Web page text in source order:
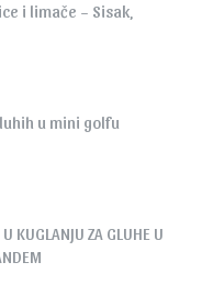
i limače – Sisak,
u mini golfu
KUGLANJU ZA GLUHE U